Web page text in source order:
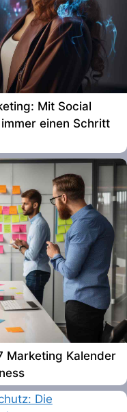
Mit Social
einen Schritt
Marketing Kalender